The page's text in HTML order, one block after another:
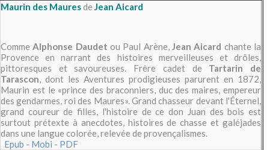
Maurin des Mauresde Jean Aicard
CommeAlphonse Daudet ou Paul Arène,Jean Aicard chante la
Provence en narrant des histoires merveilleuses et drôles,
pittoresques et savoureuses. Frère cadet de Tartarin de
Tarascon, dont les Aventures prodigieuses parurent en 1872,
Maurin est le «prince des braconniers, duc des maires, empereur
des gendarmes, roi des Maures». Grand chasseur devant l'Éternel,
grand coureur de filles, l'histoire de ce don Juan des bois est
surtout prétexte à anecdotes, histoires de chasse et galéjades
dans une langue colorée, relevée de provençalismes.
Epub - Mobi - PDF